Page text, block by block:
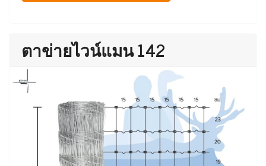
ตาข่ายไวน์แมน 142